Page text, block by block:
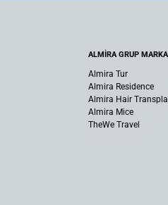
ALMİRA GRUP
Almira Tur
Almira Residence
Almira Hair
Almira Mice
TheWe Travel